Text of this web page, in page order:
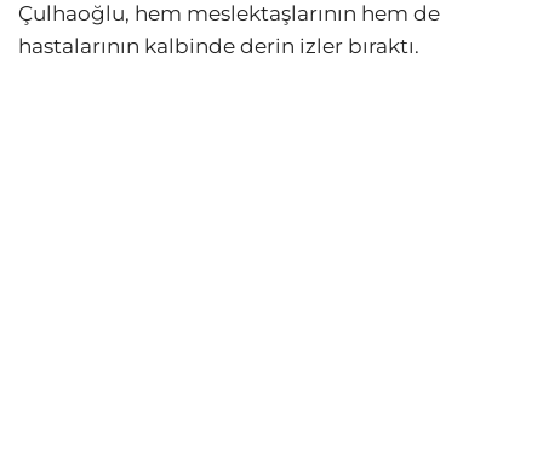
Çulhaoğlu, hem meslektaşlarının hem de
hastalarının kalbinde derin izler bıraktı.